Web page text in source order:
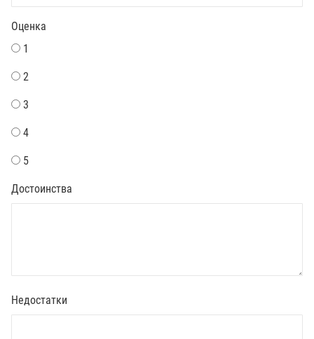
Оценка
1
2
3
4
5
Достоинства
Недостатки